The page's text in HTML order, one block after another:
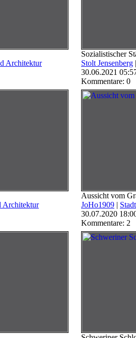
Architektur
Sozialistischer
Stolt Jensenberg
30.06.2021
Kommentare: 0
Architektur
Aussicht vom
JoHo1909 |
30.07.2020
Kommentare: 2